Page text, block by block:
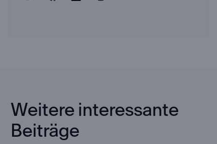
Weitere interessante
Beiträge